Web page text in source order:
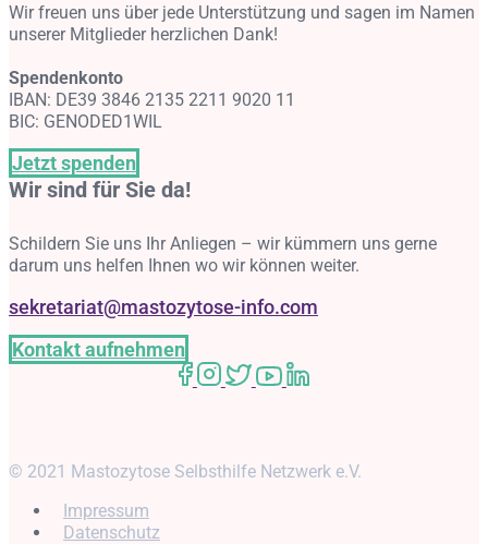
Wir freuen uns über jede Unterstützung und sagen im Namen
unserer Mitglieder herzlichen Dank!
Spendenkonto
IBAN: DE39 3846 2135 2211 9020 11
BIC: GENODED1WIL
Jetzt spenden
Wir sind für Sie da!
Schildern Sie uns Ihr Anliegen – wir kümmern uns gerne
darum uns helfen Ihnen wo wir können weiter.
sekretariat@mastozytose-info.com
Kontakt aufnehmen
© 2021 Mastozytose Selbsthilfe Netzwerk e.V.
Impressum
Datenschutz